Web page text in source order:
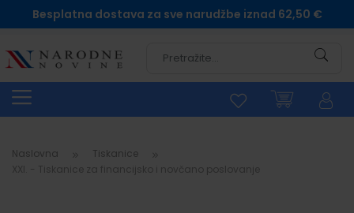
Besplatna dostava za sve narudžbe iznad 62,50 €
Naslovna
Tiskanice